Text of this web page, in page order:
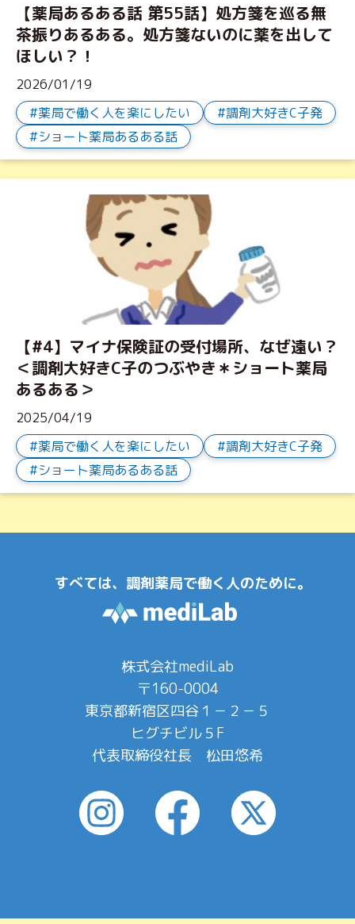
【薬局あるある話 第55話】処方箋を巡る無
茶振りあるある。処方箋ないのに薬を出して
ほしい？！
2026/01/19
薬局で働く人を楽にしたい
調剤大好きC子発
ショート薬局あるある話
【#4】マイナ保険証の受付場所、なぜ遠い？
＜調剤大好きC子のつぶやき＊ショート薬局
あるある＞
2025/04/19
薬局で働く人を楽にしたい
調剤大好きC子発
ショート薬局あるある話
すべては、調剤薬局で働く人のために。
株式会社mediLab
〒160-0004
東京都新宿区四谷１－２－５
ヒグチビル５F
代表取締役社長 松田悠希